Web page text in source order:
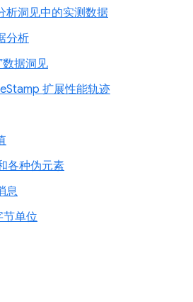
析洞见中的实测数据
分析
数据洞见
扩展性能轨迹
各种伪元素
息
节单位